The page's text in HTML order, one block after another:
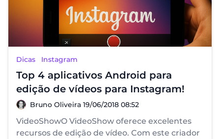
Dicas Instagram
Top 4 aplicativos Android para
edição de vídeos para Instagram!
Bruno Oliveira
Bruno Oliveira 19/06/2018 08:52
VideoShowO VideoShow oferece excelentes
recursos de edição de vídeo. Com este criador